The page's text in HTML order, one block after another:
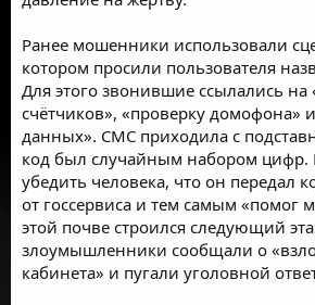
Ранее мошенники использовали
котором просили пользователя
Для этого звонившие ссылались на
счётчиков», «проверку домофона»
данных». СМС приходила с
код был случайным набором
убедить человека, что он передал
от госсервиса и тем самым «помог
этой почве строился следующий
злоумышленники сообщали о
кабинета» и пугали уголовной